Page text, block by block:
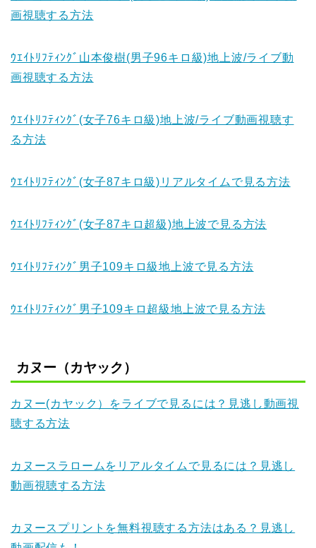
画視聴する方法
ｳｴｲﾄﾘﾌﾃｨﾝｸﾞ山本俊樹(男子96キロ級)地上波/ライブ動
画視聴する方法
ｳｴｲﾄﾘﾌﾃｨﾝｸﾞ(女子76キロ級)地上波/ライブ動画視聴す
る方法
ｳｴｲﾄﾘﾌﾃｨﾝｸﾞ(女子87キロ級)リアルタイムで見る方法
ｳｴｲﾄﾘﾌﾃｨﾝｸﾞ(女子87キロ超級)地上波で見る方法
ｳｴｲﾄﾘﾌﾃｨﾝｸﾞ男子109キロ級地上波で見る方法
ｳｴｲﾄﾘﾌﾃｨﾝｸﾞ男子109キロ超級地上波で見る方法
カヌー（カヤック）
カヌー(カヤック）をライブで見るには？見逃し動画視
聴する方法
カヌースラロームをリアルタイムで見るには？見逃し
動画視聴する方法
カヌースプリントを無料視聴する方法はある？見逃し